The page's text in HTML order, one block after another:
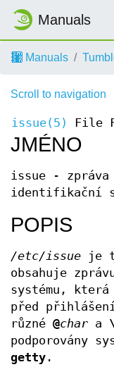
Manuals
Manuals
Scroll to navigation
issue(5) File
JMÉNO
issue - zpráva
identifikační
POPIS
/etc/issue je
obsahuje
systému,
před
různé @char a
podporovány
getty .